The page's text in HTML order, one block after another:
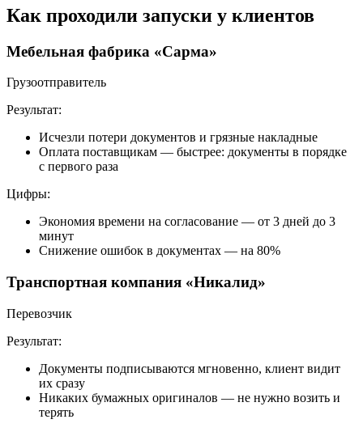
Как проходили запуски у клиентов
Мебельная фабрика «Сарма»
Грузоотправитель
Результат:
Исчезли потери документов и грязные накладные
Оплата поставщикам — быстрее: документы в порядке
с первого раза
Цифры:
Экономия времени на согласование — от 3 дней до 3
минут
Снижение ошибок в документах — на 80%
Транспортная компания «Никалид»
Перевозчик
Результат:
Документы подписываются мгновенно, клиент видит
их сразу
Никаких бумажных оригиналов — не нужно возить и
терять